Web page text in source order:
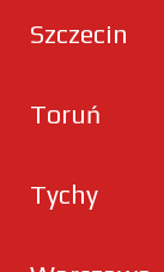
Szczecin
Toruń
Tychy